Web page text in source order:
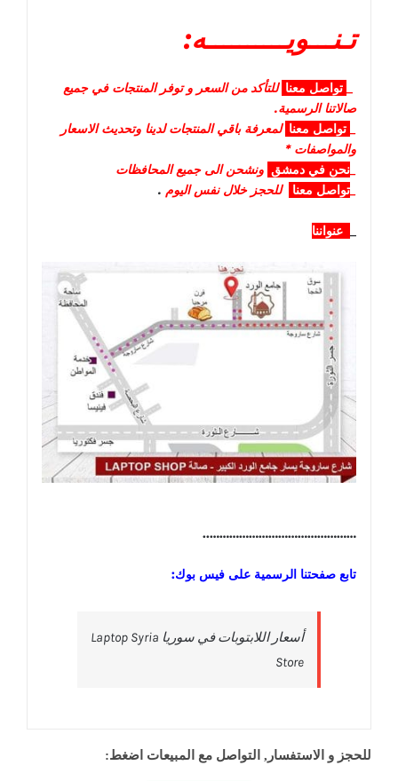
تـنـــويــــــــــه:
تواصل معنا للتأكد من السعر و توفر المنتجات في جميع
صالاتنا الرسمية.
تواصل معنا لمعرفة باقي المنتجات لدينا وتحديث الاسعار
والمواصفات *
نحن في دمشق ونشحن الى جميع المحافظات
تواصل معنا للحجز خلال نفس اليوم .
عنواننا
………………………………………..
تابع صفحتنا الرسمية على فيس بوك:
‎أسعار اللابتوبات في سوريا Laptop Syria
Store‎
للحجز و الاستفسار, التواصل مع المبيعات اضغط: